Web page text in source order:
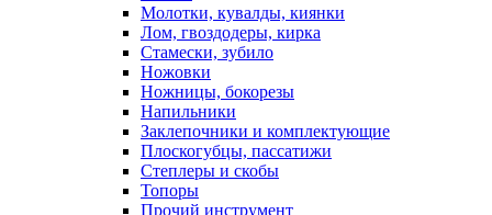
Молотки, кувалды, киянки
Лом, гвоздодеры, кирка
Стамески, зубило
Ножовки
Ножницы, бокорезы
Напильники
Заклепочники и комплектующие
Плоскогубцы, пассатижи
Степлеры и скобы
Топоры
Прочий инструмент